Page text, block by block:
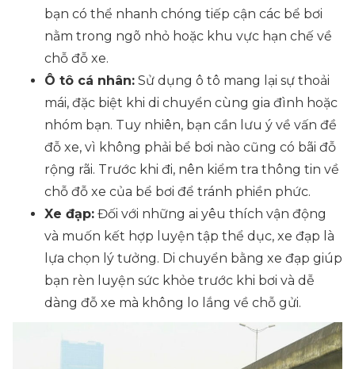
bạn có thể nhanh chóng tiếp cận các bể bơi
nằm trong ngõ nhỏ hoặc khu vực hạn chế về
chỗ đỗ xe.
Ô tô cá nhân: Sử dụng ô tô mang lại sự thoải
mái, đặc biệt khi di chuyển cùng gia đình hoặc
nhóm bạn. Tuy nhiên, bạn cần lưu ý về vấn đề
đỗ xe, vì không phải bể bơi nào cũng có bãi đỗ
rộng rãi. Trước khi đi, nên kiểm tra thông tin về
chỗ đỗ xe của bể bơi để tránh phiền phức.
Xe đạp: Đối với những ai yêu thích vận động
và muốn kết hợp luyện tập thể dục, xe đạp là
lựa chọn lý tưởng. Di chuyển bằng xe đạp giúp
bạn rèn luyện sức khỏe trước khi bơi và dễ
dàng đỗ xe mà không lo lắng về chỗ gửi.